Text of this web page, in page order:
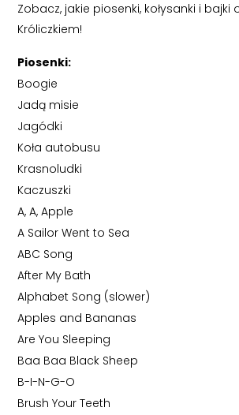
Zobacz, jakie piosenki, kołysanki i bajki
Króliczkiem!
Piosenki:
Boogie
Jadą misie
Jagódki
Koła autobusu
Krasnoludki
Kaczuszki
A, A, Apple
A Sailor Went to Sea
ABC Song
After My Bath
Alphabet Song (slower)
Apples and Bananas
Are You Sleeping
Baa Baa Black Sheep
B-I-N-G-O
Brush Your Teeth